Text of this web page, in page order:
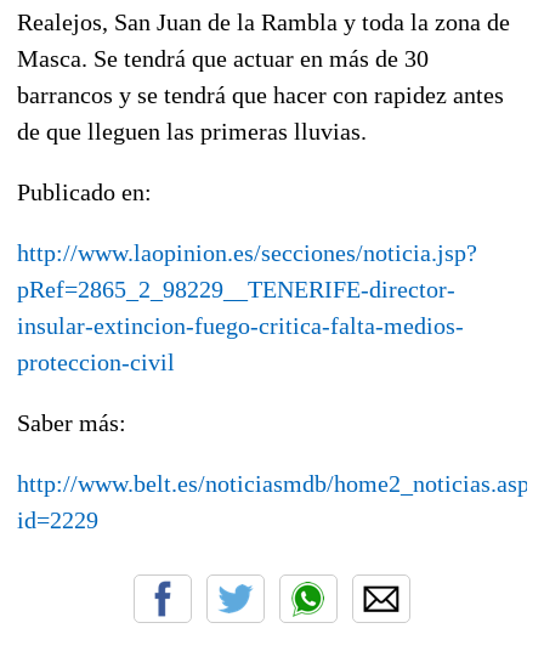
Realejos, San Juan de la Rambla y toda la zona de
Masca. Se tendrá que actuar en más de 30
barrancos y se tendrá que hacer con rapidez antes
de que lleguen las primeras lluvias.
Publicado en:
http://www.laopinion.es/secciones/noticia.jsp?
pRef=2865_2_98229__TENERIFE-director-
insular-extincion-fuego-critica-falta-medios-
proteccion-civil
Saber más:
http://www.belt.es/noticiasmdb/home2_noticias.asp?
id=2229